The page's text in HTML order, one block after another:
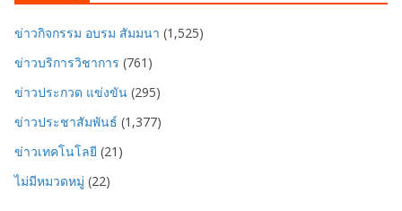
ข่าวกิจกรรม อบรม สัมมนา (1,525)
ข่าวบริการวิชาการ (761)
ข่าวประกวด แข่งขัน (295)
ข่าวประชาสัมพันธ์ (1,377)
ข่าวเทคโนโลยี (21)
ไม่มีหมวดหมู่ (22)